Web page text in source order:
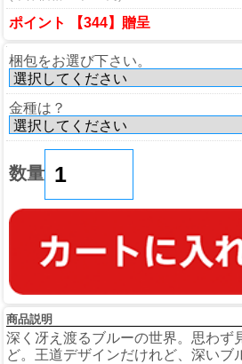
ポイント 【344】贈呈
梱包をお選び下さい。
金種は？
数量
商品説明
深く冴え渡るブルーの世界。思わず
ど。王道デザインだけれど、深いブ